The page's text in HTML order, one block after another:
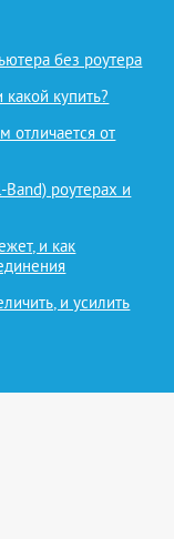
без роутера
купить?
отличается от
роутерах и
и как
и усилить